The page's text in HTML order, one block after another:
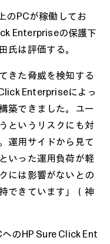
のPCが稼働してお
Enterpriseの保護下
氏は評価する。
きた脅威を検知する
Enterpriseによっ
築できました。ユー
というリスクにも対
運用サイドから見て
いった運用負荷が軽
には影響がないとの
できています」（神
のHP Sure Click Ent